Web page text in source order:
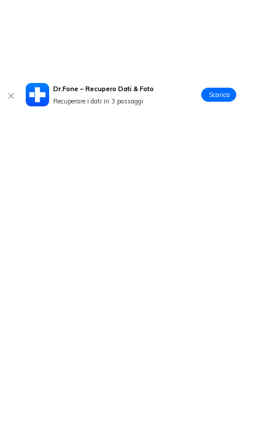
Dr.Fone – Recupero Dati & Foto
Recuperare i dati in 3 passaggi
Scarica